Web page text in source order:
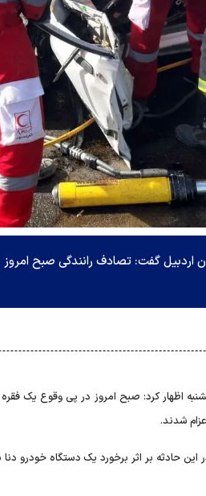
اظهار کرد: صبح امروز در پی وقوع یک